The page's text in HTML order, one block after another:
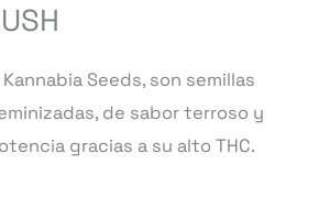
Seeds, son semillas
de sabor terroso y
gracias a su alto THC.